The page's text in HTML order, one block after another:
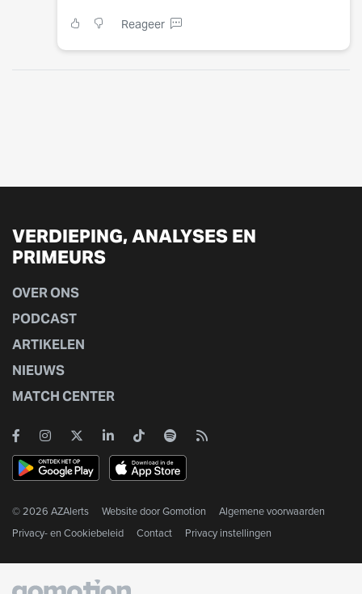
Reageer
VERDIEPING, ANALYSES EN
PRIMEURS
OVER ONS
PODCAST
ARTIKELEN
NIEUWS
MATCH CENTER
© 2026 AZAlerts Website doorGomotion
Algemene voorwaarden
Privacy- en Cookiebeleid
Contact Privacy instellingen